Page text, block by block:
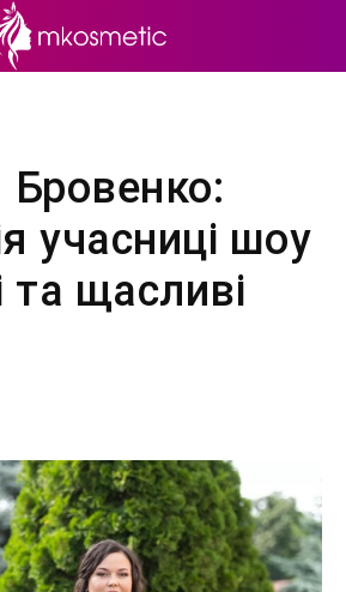
Бровенко:
учасниці шоу
та щасливі